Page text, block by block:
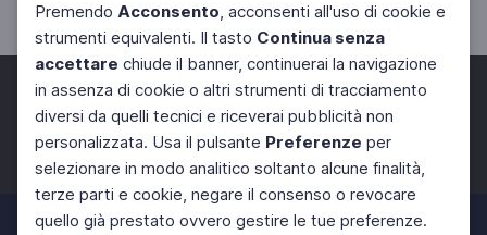
Premendo Acconsento, acconsenti all'uso di cookie e
strumenti equivalenti. Il tasto Continua senza
accettare chiude il banner, continuerai la navigazione
in assenza di cookie o altri strumenti di tracciamento
diversi da quelli tecnici e riceverai pubblicità non
personalizzata. Usa il pulsante Preferenze per
selezionare in modo analitico soltanto alcune finalità,
terze parti e cookie, negare il consenso o revocare
quello già prestato ovvero gestire le tue preferenze.
Facebook Twitter Instagram